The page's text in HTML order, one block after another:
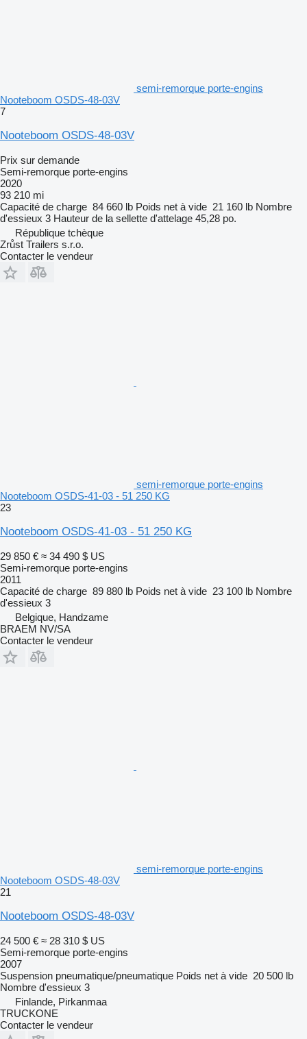
semi-remorque porte-engins
Nooteboom OSDS-48-03V
7
Nooteboom OSDS-48-03V
Prix sur demande
Semi-remorque porte-engins
2020
93 210 mi
Capacité de charge 84 660 lb Poids net à vide 21 160 lb Nombre
d'essieux 3 Hauteur de la sellette d'attelage 45,28 po.
République tchèque
Zrůst Trailers s.r.o.
Contacter le vendeur
semi-remorque porte-engins
Nooteboom OSDS-41-03 - 51 250 KG
23
Nooteboom OSDS-41-03 - 51 250 KG
29 850 € ≈ 34 490 $ US
Semi-remorque porte-engins
2011
Capacité de charge 89 880 lb Poids net à vide 23 100 lb Nombre
d'essieux 3
Belgique, Handzame
BRAEM NV/SA
Contacter le vendeur
semi-remorque porte-engins
Nooteboom OSDS-48-03V
21
Nooteboom OSDS-48-03V
24 500 € ≈ 28 310 $ US
Semi-remorque porte-engins
2007
Suspension pneumatique/pneumatique Poids net à vide 20 500 lb
Nombre d'essieux 3
Finlande, Pirkanmaa
TRUCKONE
Contacter le vendeur